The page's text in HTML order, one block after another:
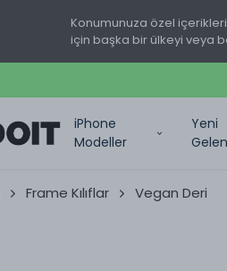
Konumunuza özel
için başka bir ülkeyi veya
iPhone
Modeller
Yeni
Frame Kılıflar Vegan Deri